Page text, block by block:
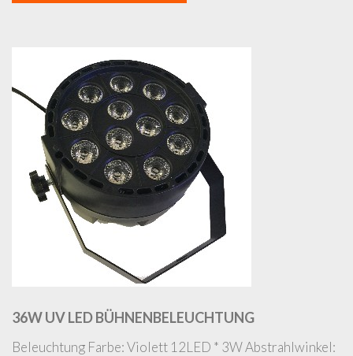
36W UV LED BÜHNENBELEUCHTUNG
Beleuchtung Farbe: Violett 12LED * 3W Abstrahlwinkel: